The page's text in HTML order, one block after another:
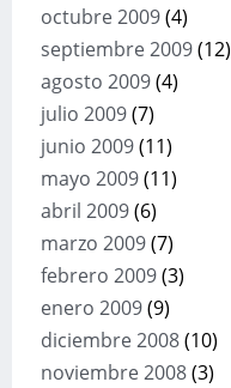
octubre 2009(4)
septiembre 2009(12)
agosto 2009(4)
julio 2009(7)
junio 2009(11)
mayo 2009(11)
abril 2009(6)
marzo 2009(7)
febrero 2009(3)
enero 2009(9)
diciembre 2008(10)
noviembre 2008(3)